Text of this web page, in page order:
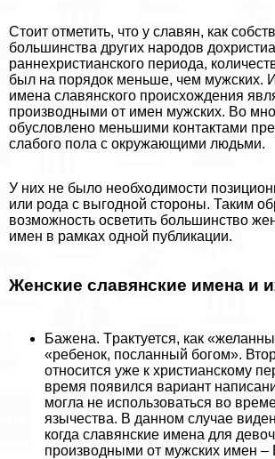
Стоит отметить, что у славян, как
большинства других народов
раннехристианского периода,
был на порядок меньше, чем мужских.
имена славянского происхождения
производными от имен мужских. Во
обусловлено меньшими контактами
слабого пола с окружающими людьми.
У них не было необходимости
или рода с выгодной стороны. Таким
возможность осветить большинство
имен в рамках одной публикации.
Женские славянские имена и
Бажена. Тpaктуется, как
«ребенок, посланный богом».
относится уже к христианскому
время появился вариант
могла не использоваться во
язычества. В данном случае
когда славянские имена для
производными от мужских имен